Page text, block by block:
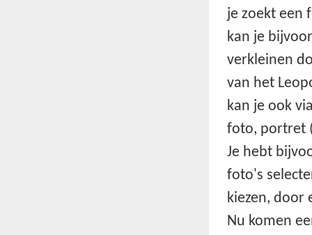
je zoekt een
kan je
verkleinen
van het
kan je ook
foto, portret
Je hebt
foto's
kiezen, door
Nu komen